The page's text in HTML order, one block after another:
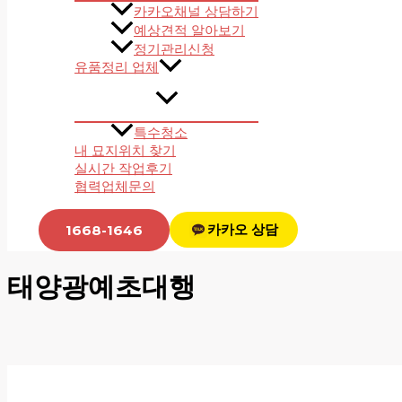
카카오채널 상담하기
예상견적 알아보기
정기관리신청
유품정리 업체
특수청소
내 묘지위치 찾기
실시간 작업후기
협력업체문의
1668-1646 카카오 상담
태양광예초대행